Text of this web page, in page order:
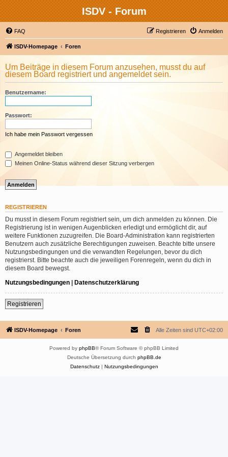
ISDV - Forum
FAQ Anmelden
Registrieren
ISDV-Homepage Foren
Um Beiträge in diesem Forum anzusehen, musst du auf
diesem Board registriert und angemeldet sein.
Benutzername:
Passwort:
Ich habe mein Passwort vergessen
Angemeldet bleiben
Meinen Online-Status während dieser Sitzung verbergen
REGISTRIEREN
Du musst in diesem Forum registriert sein, um dich anmelden zu können. Die
Registrierung ist in wenigen Augenblicken erledigt und ermöglicht dir, auf
weitere Funktionen zuzugreifen. Die Board-Administration kann registrierten
Benutzern auch zusätzliche Berechtigungen zuweisen. Beachte bitte unsere
Nutzungsbedingungen und die verwandten Regelungen, bevor du dich
registrierst. Bitte beachte auch die jeweiligen Forenregeln, wenn du dich in
diesem Board bewegst.
Nutzungsbedingungen | Datenschutzerklärung
Registrieren
ISDV-Homepage Foren Alle Zeiten sind UTC+02:00
Powered by phpBB® Forum Software © phpBB Limited
Deutsche Übersetzung durch phpBB.de
Datenschutz| Nutzungsbedingungen